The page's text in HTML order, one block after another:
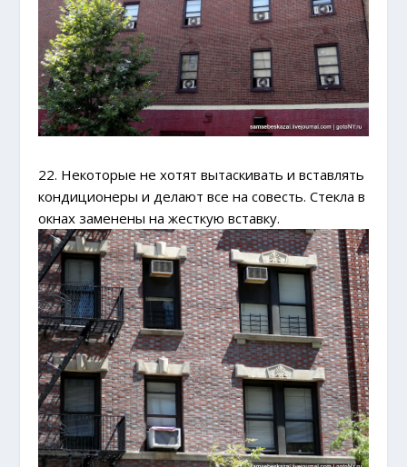
22. Некоторые не хотят вытаскивать и вставлять
кондиционеры и делают все на совесть. Стекла в
окнах заменены на жесткую вставку.